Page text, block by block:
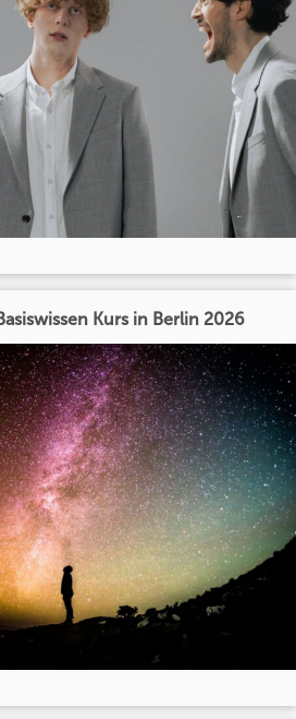
Kurs in Berlin 2026